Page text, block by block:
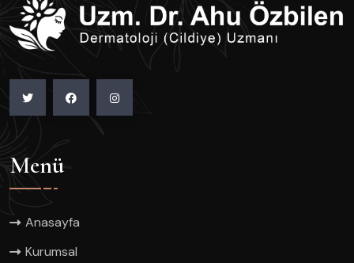
Menü
Anasayfa
Kurumsal